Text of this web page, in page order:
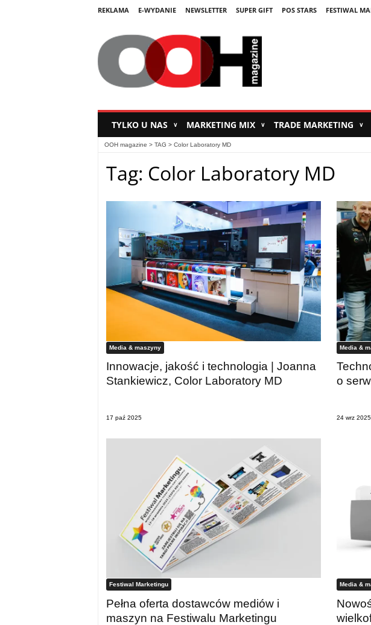
REKLAMA E-WYDANIE NEWSLETTER SUPER GIFT POS STARS FESTIWAL
TYLKO U NAS ∨ MARKETING MIX ∨ TRADE MARKETING ∨
OOH magazine > TAG > Color Laboratory MD
Tag: Color Laboratory MD
Media & maszyny
Innowacje, jakość i technologia | Joanna
Stankiewicz, Color Laboratory MD
17 paź 2025
Media &
o
24 wrz 2025
Festiwal Marketingu
Pełna oferta dostawców mediów i
maszyn na Festiwalu Marketingu
Media &